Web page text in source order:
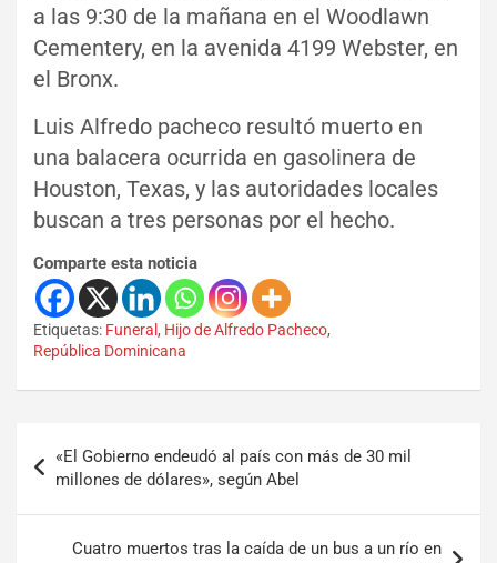
a las 9:30 de la mañana en el Woodlawn
Cementery, en la avenida 4199 Webster, en
el Bronx.
Luis Alfredo pacheco resultó muerto en
una balacera ocurrida en gasolinera de
Houston, Texas, y las autoridades locales
buscan a tres personas por el hecho.
Comparte esta noticia
Etiquetas: Funeral , Hijo de Alfredo Pacheco,
República Dominicana
«El Gobierno endeudó al país con más de 30 mil
millones de dólares», según Abel
Cuatro muertos tras la caída de un bus a un río en